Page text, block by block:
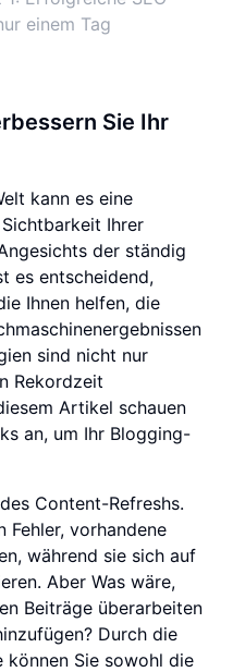
einem Tag
Sie Ihr
kann es eine
Ihrer
der ständig
es entscheidend,
Ihnen helfen, die
sind nicht nur
Rekordzeit
Artikel schauen
an, um Ihr Blogging-
Content-Refreshs.
Fehler, vorhandene
während sie sich auf
Aber Was wäre,
Beiträge überarbeiten
Durch die
können Sie sowohl die